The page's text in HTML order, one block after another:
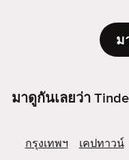
ม
มาดูกันเลยว่า
กรุงเทพฯ เคปทาวน์